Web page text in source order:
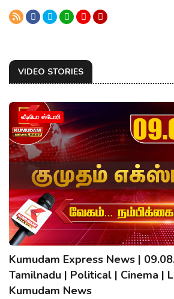
VIDEO STORIES
வீடியோ ஸ்டோரி
Kumudam Express News |
Tamilnadu | Political | Cinema |
Kumudam News